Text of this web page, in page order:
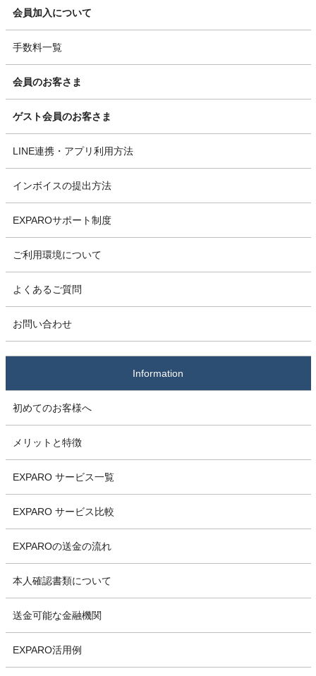
会員加入について
手数料一覧
会員のお客さま
ゲスト会員のお客さま
LINE連携・アプリ利用方法
インボイスの提出方法
EXPAROサポート制度
ご利用環境について
よくあるご質問
お問い合わせ
Information
初めてのお客様へ
メリットと特徴
EXPARO サービス一覧
EXPARO サービス比較
EXPAROの送金の流れ
本人確認書類について
送金可能な金融機関
EXPARO活用例